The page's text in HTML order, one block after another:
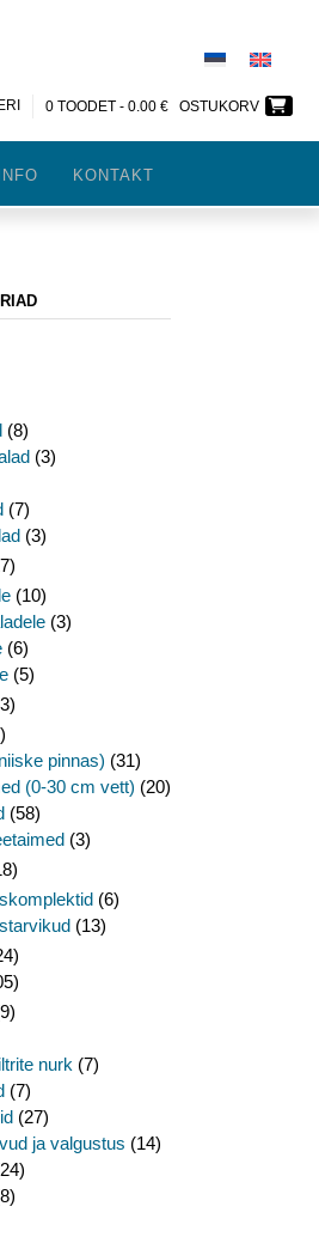
0 TOODET - 0.00 € OSTUKORV
KONTAKT
(8)
(3)
(7)
(3)
(10)
(3)
(6)
(5)
pinnas) (31)
(0-30 cm vett) (20)
(58)
(3)
(6)
(13)
nurk (7)
(7)
(27)
ja valgustus (14)